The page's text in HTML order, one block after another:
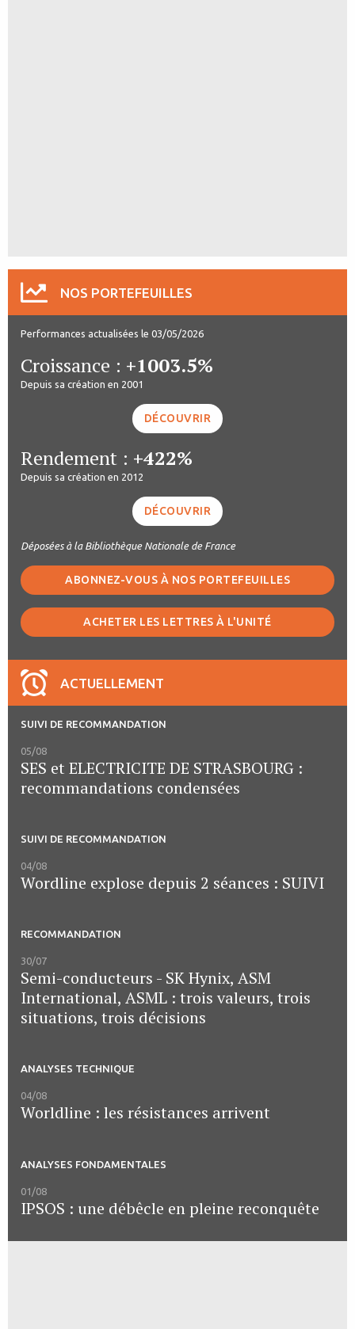
NOS PORTEFEUILLES
Performances actualisées le 03/05/2026
Croissance : +1003.5%
Depuis sa création en 2001
DÉCOUVRIR
Rendement : +422%
Depuis sa création en 2012
DÉCOUVRIR
Déposées à la Bibliothèque Nationale de France
ABONNEZ-VOUS À NOS PORTEFEUILLES
ACHETER LES LETTRES À L'UNITÉ
ACTUELLEMENT
SUIVI DE RECOMMANDATION
05/08
SES et ELECTRICITE DE STRASBOURG :
recommandations condensées
SUIVI DE RECOMMANDATION
04/08
Wordline explose depuis 2 séances : SUIVI
RECOMMANDATION
30/07
Semi-conducteurs - SK Hynix, ASM
International, ASML : trois valeurs, trois
situations, trois décisions
ANALYSES TECHNIQUE
04/08
Worldline : les résistances arrivent
ANALYSES FONDAMENTALES
01/08
IPSOS : une débêcle en pleine reconquête